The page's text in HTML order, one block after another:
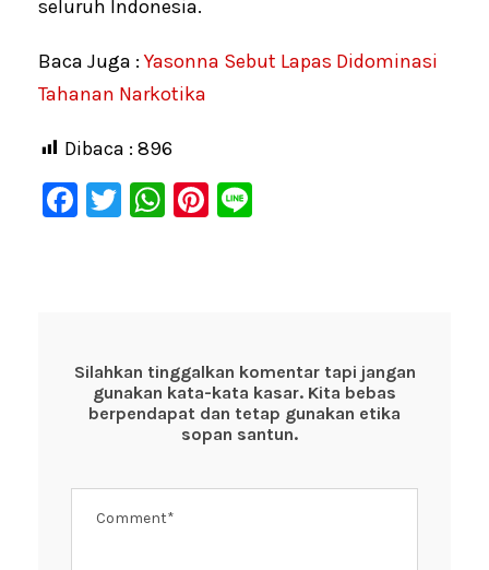
seluruh Indonesia.
Baca Juga :Yasonna Sebut Lapas Didominasi
Tahanan Narkotika
Dibaca : 896
F
o
o
T
W
p
p
Pi
Silahkan tinggalkan komentar tapi jangan
gunakan kata-kata kasar. Kita bebas
berpendapat dan tetap gunakan etika
sopan santun.